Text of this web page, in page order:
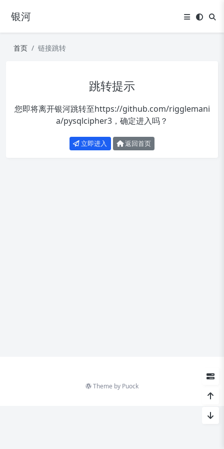
银河
首页 链接跳转
跳转提示
您即将离开银河跳转至https://github.com/rigglemani
a/pysqlcipher3 ，确定进入吗？
立即进入 返回首页
Theme by Puock